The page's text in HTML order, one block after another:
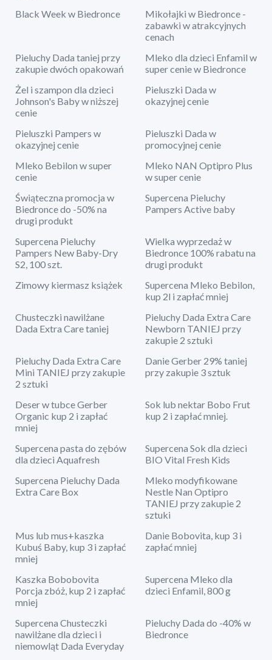
Black Week w Biedronce
Mikołajki w Biedronce -
zabawki w atrakcyjnych
cenach
Pieluchy Dada taniej przy
zakupie dwóch opakowań
Mleko dla dzieci Enfamil w
super cenie w Biedronce
Żel i szampon dla dzieci
Johnson's Baby w niższej
cenie
Pieluszki Dada w
okazyjnej cenie
Pieluszki Pampers w
okazyjnej cenie
Pieluszki Dada w
promocyjnej cenie
Mleko Bebilon w super
cenie
Mleko NAN Optipro Plus
w super cenie
Świąteczna promocja w
Biedronce do -50% na
drugi produkt
Supercena Pieluchy
Pampers Active baby
Supercena Pieluchy
Pampers New Baby-Dry
S2, 100 szt.
Wielka wyprzedaż w
Biedronce 100% rabatu na
drugi produkt
Zimowy kiermasz książek
Supercena Mleko Bebilon,
kup 2l i zapłać mniej
Chusteczki nawilżane
Dada Extra Care taniej
Pieluchy Dada Extra Care
Newborn TANIEJ przy
zakupie 2 sztuki
Pieluchy Dada Extra Care
Mini TANIEJ przy zakupie
2 sztuki
Danie Gerber 29% taniej
przy zakupie 3 sztuk
Deser w tubce Gerber
Organic kup 2 i zapłać
mniej
Sok lub nektar Bobo Frut
kup 2 i zapłać mniej.
Supercena pasta do zębów
dla dzieci Aquafresh
Supercena Sok dla dzieci
BIO Vital Fresh Kids
Supercena Pieluchy Dada
Extra Care Box
Mleko modyfikowane
Nestle Nan Optipro
TANIEJ przy zakupie 2
sztuki
Mus lub mus+kaszka
Kubuś Baby, kup 3 i zapłać
mniej
Danie Bobovita, kup 3 i
zapłać mniej
Kaszka Bobobovita
Porcja zbóż, kup 2 i zapłać
mniej
Supercena Mleko dla
dzieci Enfamil, 800 g
Supercena Chusteczki
nawilżane dla dzieci i
niemowląt Dada Everyday
Pieluchy Dada do -40% w
Biedronce